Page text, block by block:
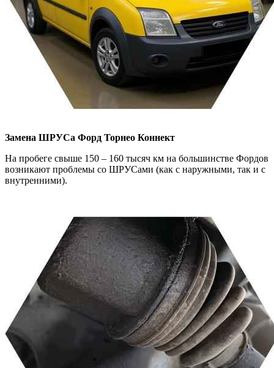
Замена ШРУСа Форд Торнео Коннект
На пробеге свыше 150 – 160 тысяч км на большинстве Фордов
возникают проблемы со ШРУСами (как с наружными, так и с
внутренними).